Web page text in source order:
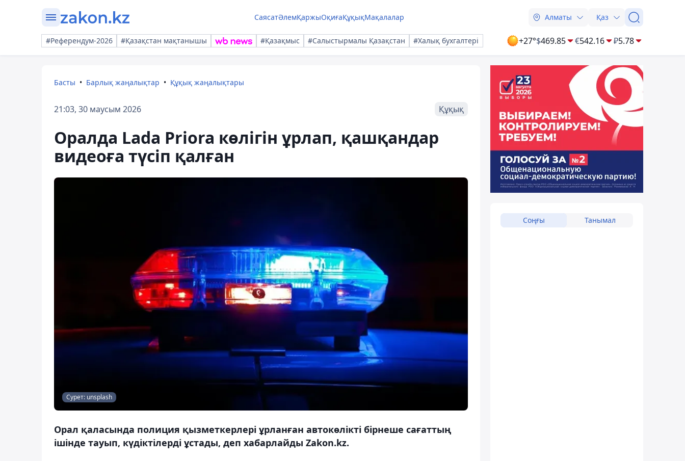
СаясатӘлемҚаржыОқиғаҚұқықМақалалар Алматы Қаз
#Референдум-2026 #Қазақстан мақтанышы #Қазақмыс #Салыстырмалы Қазақстан #Халық бухгалтері +27°$469.85 €542.16 ₽5.78
Басты Барлық жаңалықтар Құқық жаңалықтары
21:03, 30 маусым 2026 Құқық
Оралда Lada Priora көлігін ұрлап, қашқандар
видеоға түсіп қалған
Сурет: unsplash
Орал қаласында полиция қызметкерлері ұрланған автокөлікті бірнеше сағаттың
ішінде тауып, күдіктілерді ұстады, деп хабарлайды Zakon.kz.
Соңғы Танымал